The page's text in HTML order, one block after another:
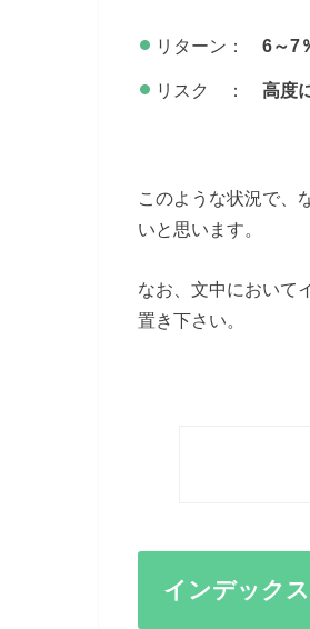
リターン：6～7
リスク ：高度
このような状況で、
いと思います。
なお、文中において
置き下さい。
インデック